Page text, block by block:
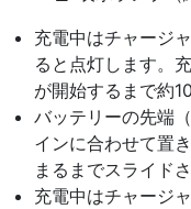
充電中はチャージ
ると点灯します。
が開始するまで約
バッテリーの先端
インに合わせて置
まるまでスライド
充電中はチャージ